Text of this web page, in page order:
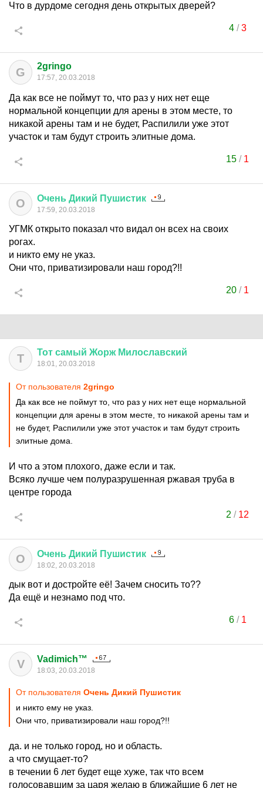
Что в дурдоме сегодня день открытых дверей?
4/3
G 2gringo
17:57, 20.03.2018
Да как все не поймут то, что раз у них нет еще
нормальной концепции для арены в этом месте, то
никакой арены там и не будет, Распилили уже этот
участок и там будут строить элитные дома.
15 / 1
О Очень Дикий Пушистик
17:59, 20.03.2018
УГМК открыто показал что видал он всех на своих
рогах.
и никто ему не указ.
Они что, приватизировали наш город?!!
20 / 1
Т Тот самый Жорж Милославский
18:01, 20.03.2018
От пользователя 2gringo
Да как все не поймут то, что раз у них нет еще нормальной
концепции для арены в этом месте, то никакой арены там и
не будет, Распилили уже этот участок и там будут строить
элитные дома.
И что а этом плохого, даже если и так.
Всяко лучше чем полуразрушенная ржавая труба в
центре города
2 / 12
О Очень Дикий Пушистик
18:02, 20.03.2018
дык вот и достройте её! Зачем сносить то??
Да ещё и незнамо под что.
6/ 1
V Vadimich™
18:03, 20.03.2018
От пользователя Очень Дикий Пушистик
и никто ему не указ.
Они что, приватизировали наш город?!!
да. и не только город, но и область.
а что смущает-то?
в течении 6 лет будет еще хуже, так что всем
голосовавшим за царя желаю в ближайшие 6 лет не